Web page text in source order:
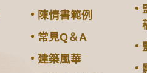
陳情書範例
常見Q＆A
建築風華